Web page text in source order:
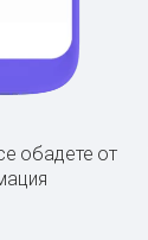
обадете от